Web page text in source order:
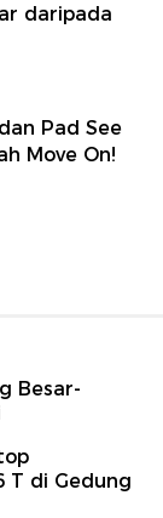
daripada
Pad See
Move On!
Besar-
T di Gedung